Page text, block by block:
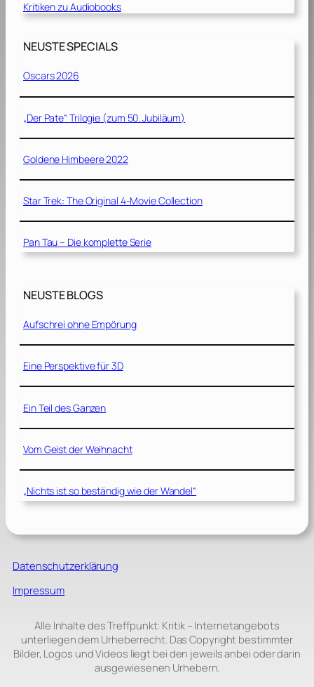
Kritiken zu Audiobooks
NEUSTE SPECIALS
Oscars 2026
„Der Pate“ Trilogie (zum 50. Jubiläum)
Goldene Himbeere 2022
Star Trek: The Original 4-Movie Collection
Pan Tau – Die komplette Serie
NEUSTE BLOGS
Aufschrei ohne Empörung
Eine Perspektive für 3D
Ein Teil des Ganzen
Vom Geist der Weihnacht
„Nichts ist so beständig wie der Wandel“
Datenschutzerklärung
Impressum
Alle Inhalte des Treffpunkt: Kritik – Internetangebots
unterliegen dem Urheberrecht. Das Copyright bestimmter
Bilder, Logos und Videos liegt bei den jeweils anbei oder darin
ausgewiesenen Urhebern.